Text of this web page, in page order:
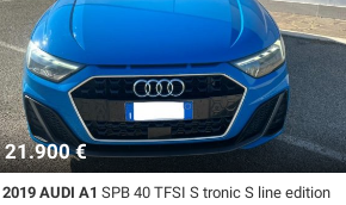
21.900 €
2019 AUDI A1 SPB 40 TFSI S tronic S line edition